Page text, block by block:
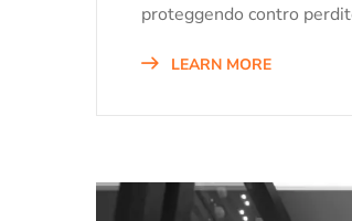
proteggendo contro
LEARN MORE